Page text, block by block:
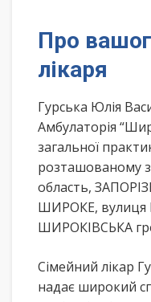
Про
лікаря
Гурська Юлія
Амбулаторія
загальної
розташованому
область,
ШИРОКЕ, вулиця
ШИРОКІВСЬКА
Сімейний лікар
надає широкий